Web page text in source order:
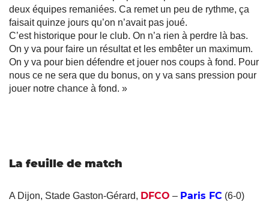
deux équipes remaniées. Ca remet un peu de rythme, ça
faisait quinze jours qu’on n’avait pas joué.
C’est historique pour le club. On n’a rien à perdre là bas.
On y va pour faire un résultat et les embêter un maximum.
On y va pour bien défendre et jouer nos coups à fond. Pour
nous ce ne sera que du bonus, on y va sans pression pour
jouer notre chance à fond. »
La feuille de match
A Dijon, Stade Gaston-Gérard, DFCO – Paris FC (6-0)